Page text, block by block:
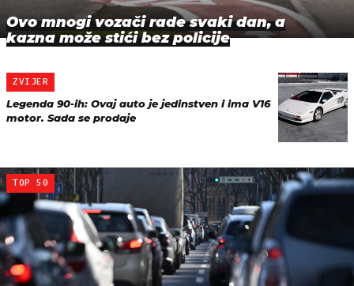
Ovo mnogi vozači rade svaki dan, a
kazna može stići bez policije
ZVIJER
Legenda 90-ih: Ovaj auto je jedinstven i ima V16
motor. Sada se prodaje
TOP 50